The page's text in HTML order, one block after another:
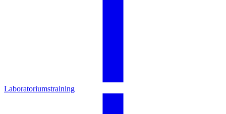
Laboratoriumstraining